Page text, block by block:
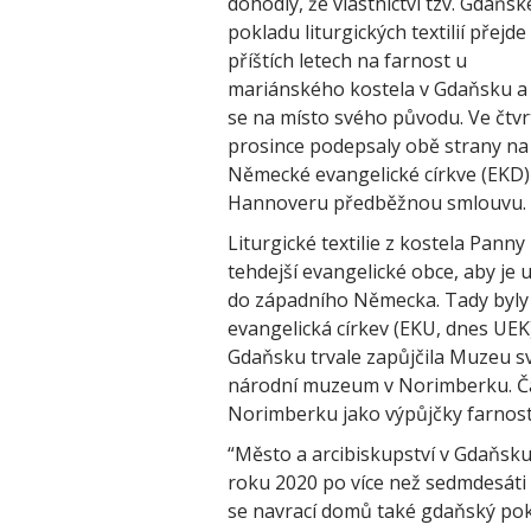
pokladu liturgických textilií přejde
příštích letech na farnost u
mariánského kostela v Gdaňsku
se na místo svého původu. Ve
prosince podepsaly obě strany
Německé evangelické církve
Hannoveru předběžnou smlouvu.
Liturgické textilie z kostela
tehdejší evangelické obce, aby je
do západního Německa. Tady
evangelická církev (EKU, dnes
Gdaňsku trvale zapůjčila Muzeu
národní muzeum v Norimberku.
Norimberku jako výpůjčky
“Město a arcibiskupství v
roku 2020 po více než
se navrací domů také gdaňský